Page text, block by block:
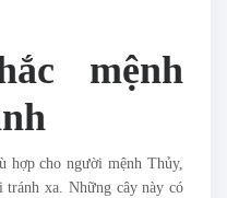
mệnh
hợp cho người mệnh Thủy,
tránh xa. Những cây này có